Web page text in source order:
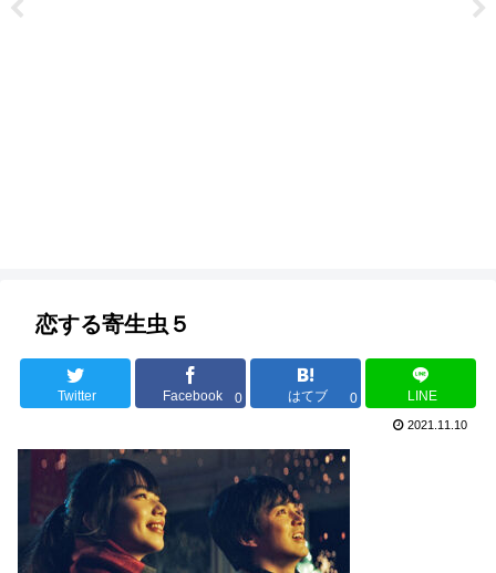
恋する寄生虫５
Twitter Facebook 0 はてブ 0 LINE
2021.11.10